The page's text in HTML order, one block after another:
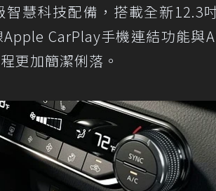
智慧科技配備，搭載全新12.3
CarPlay手機連結功能與
更加簡潔俐落。